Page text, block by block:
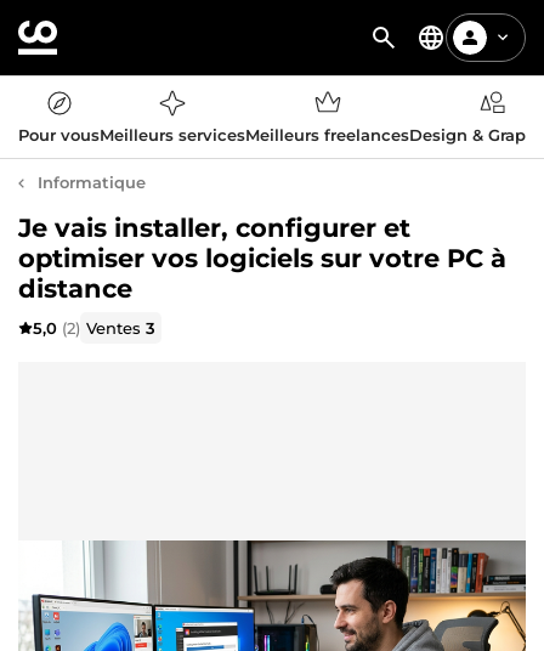
Pour vousMeilleurs servicesMeilleurs freelancesDesign &
Informatique
Je vais installer, configurer et
optimiser vos logiciels sur votre PC à
distance
5,0 (2) Ventes3